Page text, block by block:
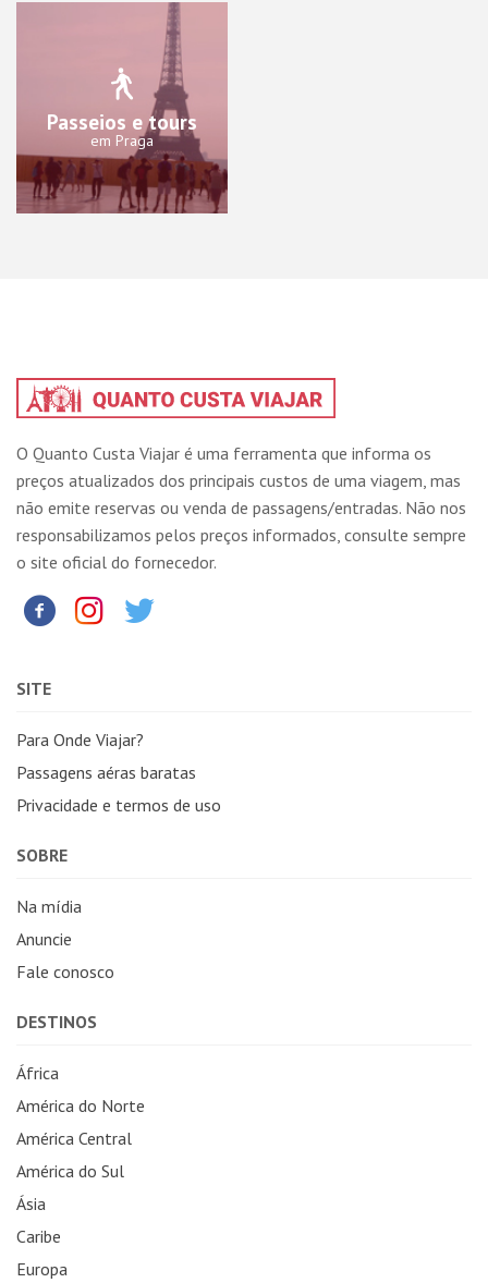
Passeios e tours
em Praga
O Quanto Custa Viajar é uma ferramenta que informa os
preços atualizados dos principais custos de uma viagem, mas
não emite reservas ou venda de passagens/entradas. Não nos
responsabilizamos pelos preços informados, consulte sempre
o site oficial do fornecedor.
SITE
Para Onde Viajar?
Passagens aéras baratas
Privacidade e termos de uso
SOBRE
Na mídia
Anuncie
Fale conosco
DESTINOS
África
América do Norte
América Central
América do Sul
Ásia
Caribe
Europa